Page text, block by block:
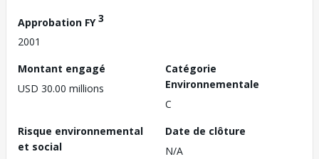
Approbation FY3
2001
Montant engagé
USD 30.00 millions
Catégorie
Environnementale
C
Risque environnemental
et social
Date de clôture
N/A